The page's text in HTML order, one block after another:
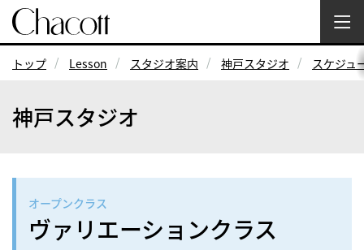
トップ Lesson スタジオ案内 神戸スタジオ スケジュ
神戸スタジオ
オープンクラス
ヴァリエーションクラス